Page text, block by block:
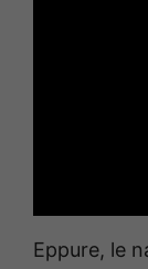
Eppure, le